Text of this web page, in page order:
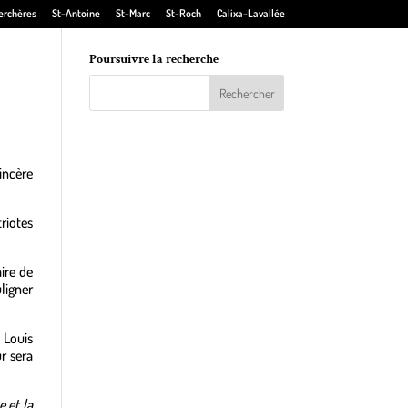
St-Antoine St-Marc St-Roch Calixa-Lavallée
de
sera
et la
Poursuivre la recherche